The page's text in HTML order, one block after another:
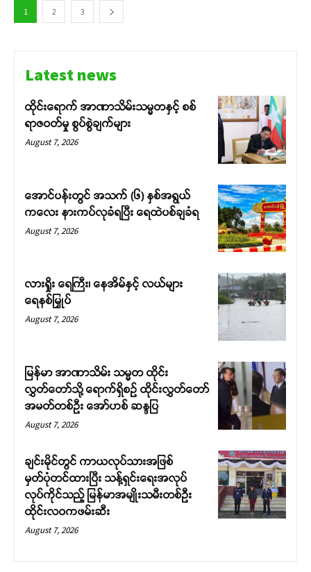
1 2 3
Latest news
ထိုင်းရောက် အာဏာသိမ်းသမ္မတနှင့် စစ်
ရာဇဝတ်မှု စွပ်စွဲချက်များ
August 7, 2026
အောင်ပန်းတွင် အသက် (၆) နှစ်အရွယ်
ကလေး နားကပ်လုခံရပြီး ရေထဲပစ်ချခံရ
August 7, 2026
လားရှိုး ရေကြီး၊ နေအိမ်နှင့် လယ်များ
ရေနစ်မြှုပ်
August 7, 2026
မြန်မာ အာဏာသိမ်း သမ္မတ ထိုင်း
လွှတ်တော်သို့ ရောက်ရှိစဉ် ထိုင်းလွှတ်တော်
အမတ်တစ်ဦး အော်ဟစ် ဆန္ဒပြ
August 7, 2026
ချင်းမိုင်တွင် ကာယလုပ်သားအဖြစ်
မှတ်ပုံတင်ထားပြီး သန့်ရှင်းရေးအလုပ်
လုပ်ကိုင်သည့် မြန်မာအမျိုးသမီးတစ်ဦး
ထိုင်းလဝကဖမ်းဆီး
August 7, 2026